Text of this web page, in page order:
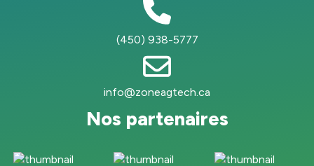
(450) 938-5777
info@zoneagtech.ca
Nos partenaires